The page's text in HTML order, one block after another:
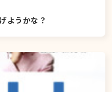
ようかな？